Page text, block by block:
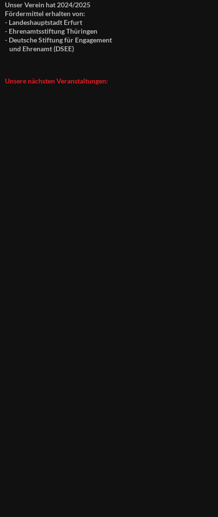
Unser Verein hat 2024/2025
Fördermittel erhalten von:
- Landeshauptstadt Erfurt
- Ehrenamtsstiftung Thüringen
- Deutsche Stiftung für Engagement
und Ehrenamt (DSEE)
Unsere nächsten Veranstaltungen: